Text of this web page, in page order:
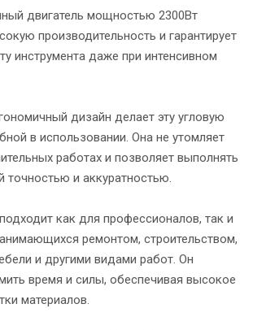
двигатель мощностью 2300Вт
производительность и гарантирует
инструмента даже при интенсивном
дизайн делает эту угловую
в использовании. Она не утомляет
работах и позволяет выполнять
точностью и аккуратностью.
как для профессионалов, так и
ремонтом, строительством,
и другими видами работ. Он
время и силы, обеспечивая высокое
материалов.